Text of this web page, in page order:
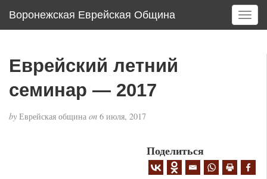
Воронежская Еврейская Община
T
o
a
t
Еврейский летний
семинар — 2017
by Еврейская община on 6 июля, 2017
Поделиться